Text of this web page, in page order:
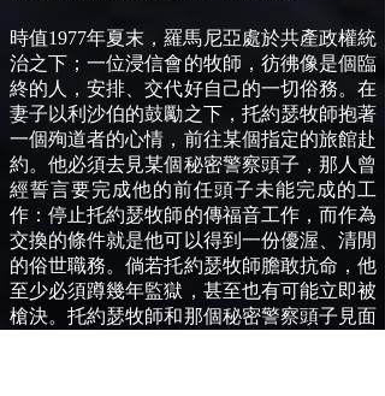
時值1977年夏末，羅馬尼亞處於共產政權統
治之下；一位浸信會的牧師，彷彿像是個臨
終的人，安排、交代好自己的一切俗務。在
妻子以利沙伯的鼓勵之下，托約瑟牧師抱著
一個殉道者的心情，前往某個指定的旅館赴
約。他必須去見某個秘密警察頭子，那人曾
經誓言要完成他的前任頭子未能完成的工
作：停止托約瑟牧師的傳福音工作，而作為
交換的條件就是他可以得到一份優渥、清閒
的俗世職務。倘若托約瑟牧師膽敢抗命，他
至少必須蹲幾年監獄，甚至也有可能立即被
槍決。托約瑟牧師和那個秘密警察頭子見面